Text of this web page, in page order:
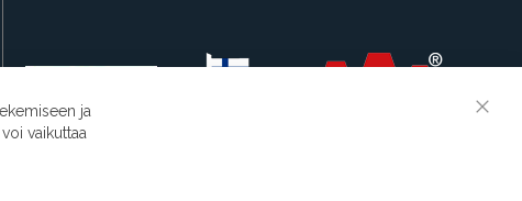
ja
vaikuttaa